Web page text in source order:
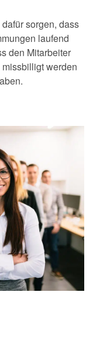
sorgen, dass
laufend
den Mitarbeiter
werden